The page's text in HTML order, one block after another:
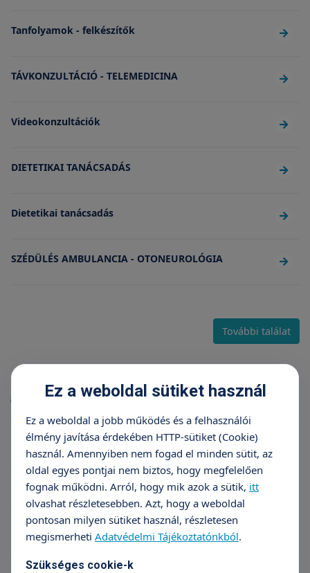
Tanfolyamok - felkészítők
TÁVKONZULTÁCIÓ - TELEMEDICINA
Videokonzultációk
DIETETIKAI TANÁCSADÁS
Dietetikai tanácsadás
SZÉDÜLÉS AMBULANCIA - OTONEUROLÓGIA
További találat
Karrier
(10 db találat)
Általános jelentkezés
Belgyógyász szakorvos Veszprém
Klinikai gyermek-szakpszichológus
Ez a weboldal sütiket használ
Ez a weboldal a jobb működés és a felhasználói
élmény javítása érdekében HTTP-sütiket (Cookie)
használ. Amennyiben nem fogad el minden sütit, az
oldal egyes pontjai nem biztos, hogy megfelelően
fognak működni. Arról, hogy mik azok a sütik, itt
olvashat részletesebben. Azt, hogy a weboldal
pontosan milyen sütiket használ, részletesen
megismerheti Adatvédelmi Tájékoztatónkból.
Szükséges cookie-k